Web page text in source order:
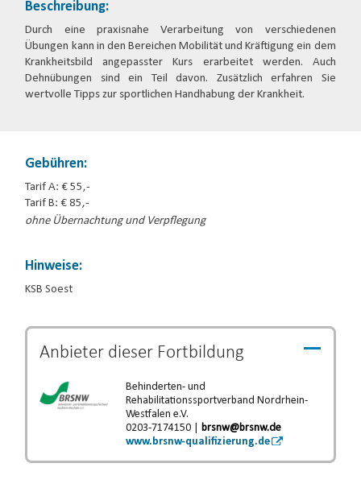
Beschreibung:
Durch eine praxisnahe Verarbeitung von verschiedenen
Übungen kann in den Bereichen Mobilität und Kräftigung ein dem
Krankheitsbild angepasster Kurs erarbeitet werden. Auch
Dehnübungen sind ein Teil davon. Zusätzlich erfahren Sie
wertvolle Tipps zur sportlichen Handhabung der Krankheit.
Gebühren:
Tarif A: € 55,-
Tarif B: € 85,-
ohne Übernachtung und Verpflegung
Hinweise:
KSB Soest
Anbieter dieser Fortbildung
Behinderten- und
Rehabilitationssportverband Nordrhein-
Westfalen e.V.
0203-7174150 | brsnw@brsnw.de
www.brsnw-qualifizierung.de